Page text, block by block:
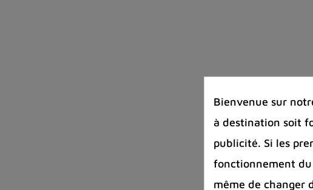
Bienvenue sur
à destination soit
publicité. Si les
fonctionnement du
même de changer